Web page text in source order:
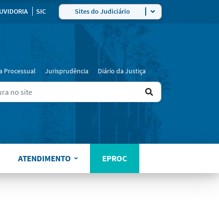
SIC Sites do Judiciário
Processual Jurisprudência Diário da Justiça
Ir
resultado
ATENDIMENTO EPROC